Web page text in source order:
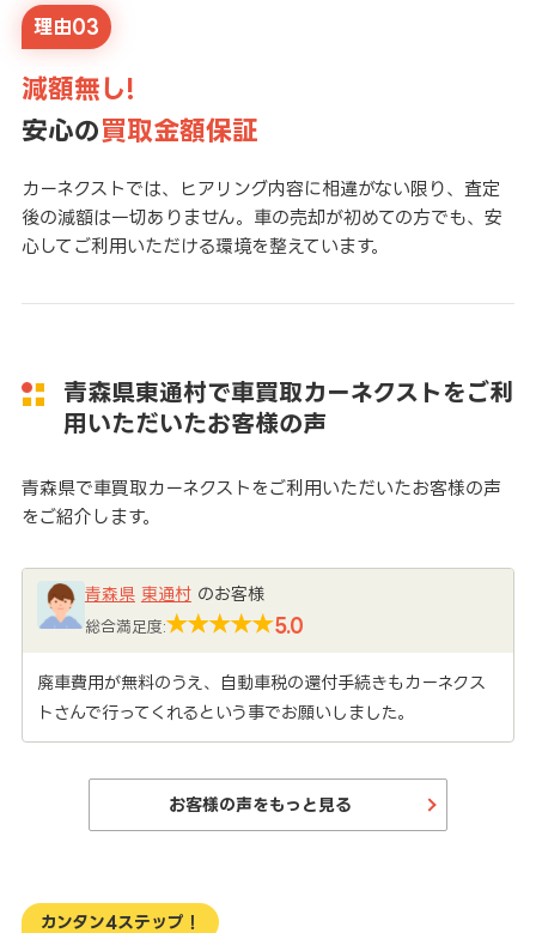
理由03
減額無し!
安心の買取金額保証
カーネクストでは、ヒアリング内容に相違がない限り、査定
後の減額は一切ありません。車の売却が初めての方でも、安
心してご利用いただける環境を整えています。
青森県東通村で車買取カーネクストをご利
用いただいたお客様の声
青森県で車買取カーネクストをご利用いただいたお客様の声
をご紹介します。
青森県 東通村のお客様
総合満足度: 5.0
廃車費用が無料のうえ、自動車税の還付手続きもカーネクス
トさんで行ってくれるという事でお願いしました。
お客様の声をもっと見る
カンタン4ステップ！